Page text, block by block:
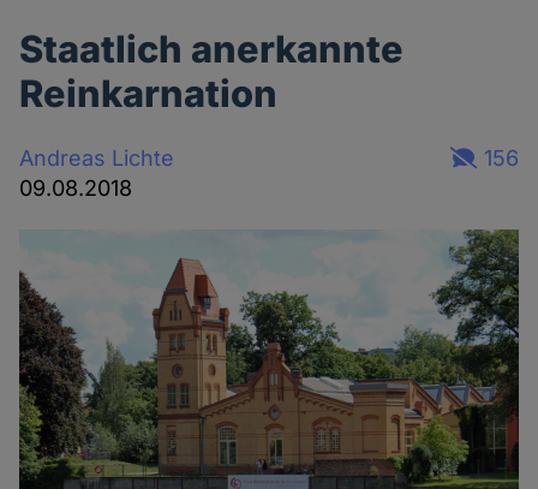
Staatlich anerkannte
Reinkarnation
Andreas Lichte
09.08.2018
156